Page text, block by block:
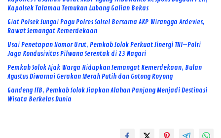
Kapolsek Talamau Temukan Lubang Galian Bekas
Giat Polsek Sungai Pagu Polres Solsel Bersama AKP Wirangga Ardevies,
Rawat Semangat Kemerdekaan
Usai Penetapan Nomor Urut, Pemkab Solok Perkuat Sinergi TNI–Polri
Jaga Kondusivitas Pilwana Serentak di 23 Nagari
Pemkab Solok Ajak Warga Hidupkan Semangat Kemerdekaan, Bulan
Agustus Diwarnai Gerakan Merah Putih dan Gotong Royong
Gandeng ITB, Pemkab Solok Siapkan Alahan Panjang Menjadi Destinasi
Wisata Berkelas Dunia